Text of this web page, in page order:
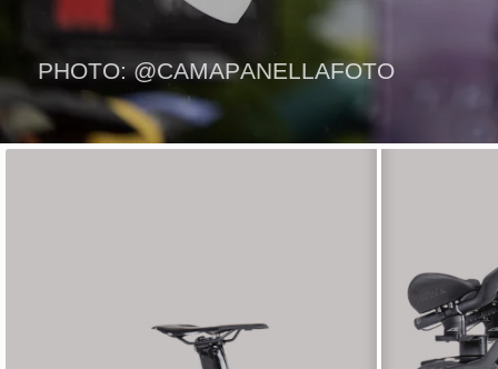
PHOTO: @CAMAPANELLAFOTO